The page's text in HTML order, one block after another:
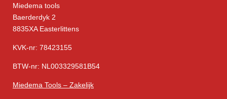
Miedema tools
Baerderdyk 2
8835XA Easterlittens
KVK-nr: 78423155
BTW-nr: NL003329581B54
Miedema Tools – Zakelijk